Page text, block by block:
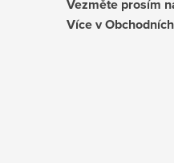
Vezměte prosím
Více v